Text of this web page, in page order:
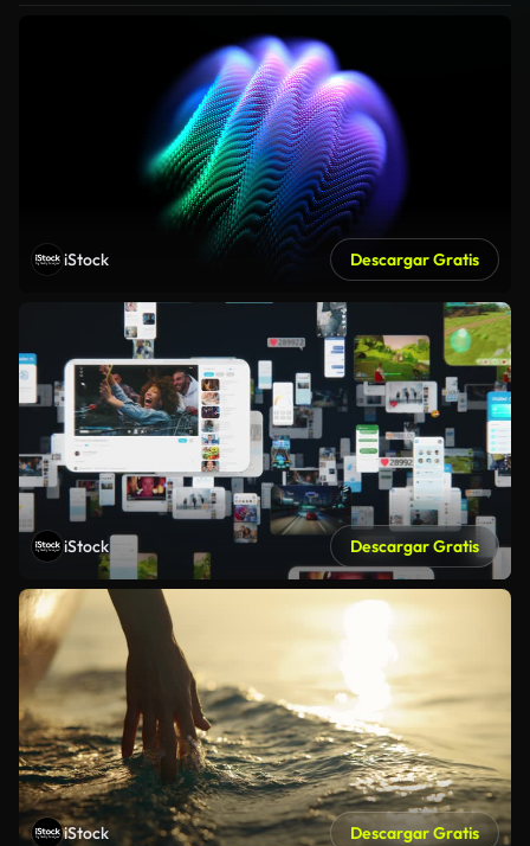
iStock Descargar Gratis
iStock Descargar Gratis
iStock Descargar Gratis